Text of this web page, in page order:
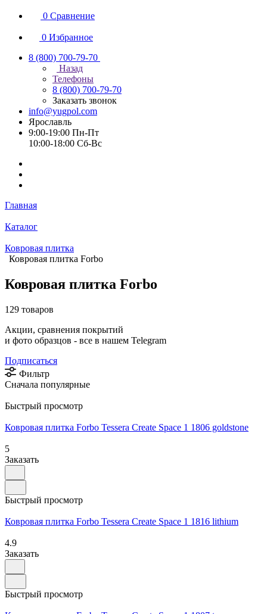
0 Сравнение
0 Избранное
8 (800) 700-79-70
Назад
Телефоны
8 (800) 700-79-70
Заказать звонок
info@yugpol.com
Ярославль
9:00-19:00 Пн-Пт
10:00-18:00 Cб-Вс
Главная
Каталог
Ковровая плитка
Ковровая плитка Forbo
Ковровая плитка Forbo
129 товаров
Акции, сравнения покрытий
и фото образцов - все в нашем Telegram
Подписаться
Фильтр
Сначала популярные
Быстрый просмотр
Ковровая плитка Forbo Tessera Create Space 1 1806 goldstone
5
Заказать
Быстрый просмотр
Ковровая плитка Forbo Tessera Create Space 1 1816 lithium
4.9
Заказать
Быстрый просмотр